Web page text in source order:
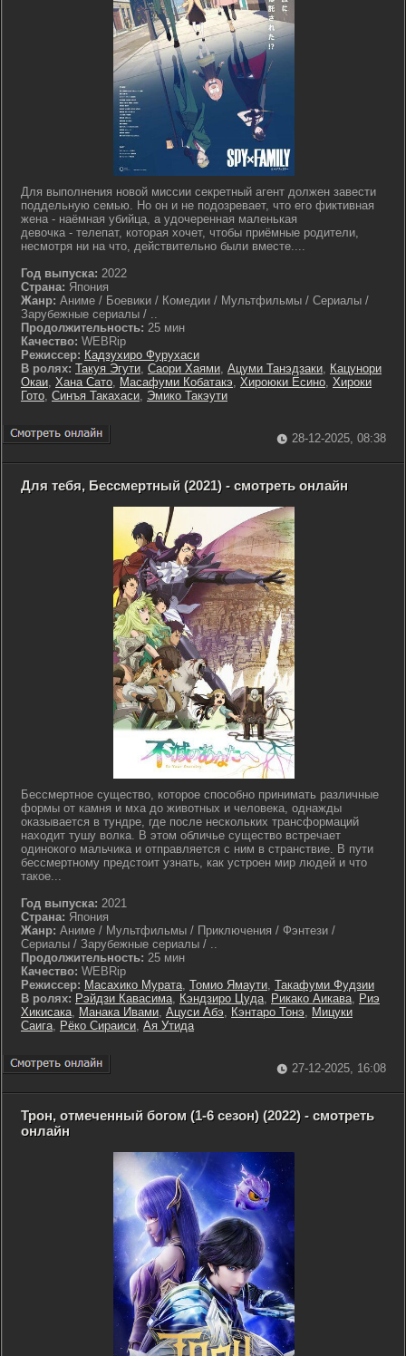
Для выполнения новой миссии секретный агент должен завести
поддельную семью. Но он и не подозревает, что его фиктивная
жена - наёмная убийца, а удочеренная маленькая
девочка - телепат, которая хочет, чтобы приёмные родители,
несмотря ни на что, действительно были вместе....
Год выпуска: 2022
Страна: Япония
Жанр: Аниме / Боевики / Комедии / Мультфильмы / Сериалы /
Зарубежные сериалы / ..
Продолжительность: 25 мин
Качество: WEBRip
Режиссер: Кадзухиро Фурухаси
В ролях: Такуя Эгути, Саори Хаями, Ацуми Танэдзаки, Кацунори
Окаи, Хана Сато, Масафуми Кобатакэ, Хироюки Ёсино, Хироки
Гото, Синъя Такахаси, Эмико Такэути
28-12-2025, 08:38
Для тебя, Бессмертный (2021) - смотреть онлайн
Бессмертное существо, которое способно принимать различные
формы от камня и мха до животных и человека, однажды
оказывается в тундре, где после нескольких трансформаций
находит тушу волка. В этом обличье существо встречает
одинокого мальчика и отправляется с ним в странствие. В пути
бессмертному предстоит узнать, как устроен мир людей и что
такое...
Год выпуска: 2021
Страна: Япония
Жанр: Аниме / Мультфильмы / Приключения / Фэнтези /
Сериалы / Зарубежные сериалы / ..
Продолжительность: 25 мин
Качество: WEBRip
Режиссер: Масахико Мурата, Томио Ямаути, Такафуми Фудзии
В ролях: Рэйдзи Кавасима, Кэндзиро Цуда, Рикако Аикава, Риэ
Хикисака, Манака Ивами, Ацуси Абэ, Кэнтаро Тонэ, Мицуки
Саига, Рёко Сираиси, Ая Утида
27-12-2025, 16:08
Трон, отмеченный богом (1-6 сезон) (2022) - смотреть
онлайн